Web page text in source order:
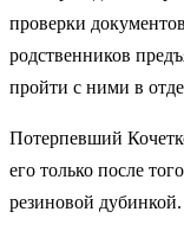
проверки
родственников
пройти с ними в
Потерпевший
его только после
резиновой дубинкой.